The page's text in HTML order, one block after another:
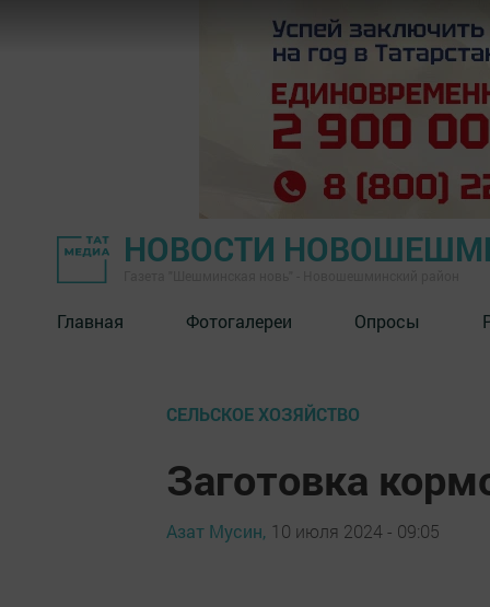
НОВОСТИ
Главная Фотогалереи Опросы
СЕЛЬСКОЕ ХОЗЯЙСТВО
Заготовка
Азат Мусин, 10 июля 2024 - 09:05